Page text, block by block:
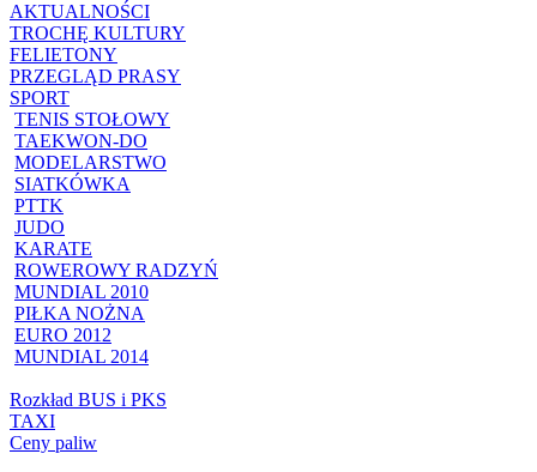
AKTUALNOŚCI
TROCHĘ KULTURY
FELIETONY
PRZEGLĄD PRASY
SPORT
TENIS STOŁOWY
TAEKWON-DO
MODELARSTWO
SIATKÓWKA
PTTK
JUDO
KARATE
ROWEROWY RADZYŃ
MUNDIAL 2010
PIŁKA NOŻNA
EURO 2012
MUNDIAL 2014
Rozkład BUS i PKS
TAXI
Ceny paliw